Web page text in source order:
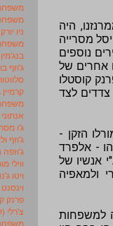
היה
מסרייה
נוספים
אחרים של
קוסטלו
צדדים לצד
הזקן -
- אלפרד
1931 מסרייה נרצח ע"י אנשיו של
ולמאפיה
למשפחות
משפחת
ניו יורק
בנג'מין
ג'וזף
משפחת
ג'ו
ג'וזף
ג'וזפה
ווילי
ויטו
פרנק
צ'רלי